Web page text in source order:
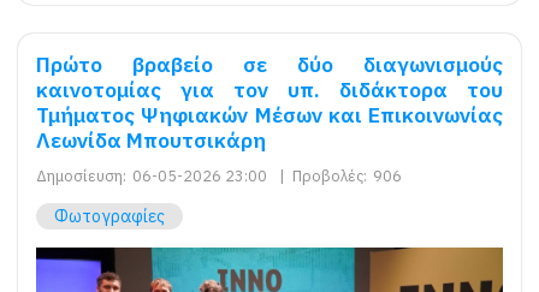
Πρώτο βραβείο σε δύο διαγωνισμούς
καινοτομίας για τον υπ. διδάκτορα του
Τμήματος Ψηφιακών Μέσων και Επικοινωνίας
Λεωνίδα Μπουτσικάρη
Δημοσίευση: 06-05-2026 23:00 | Προβολές: 906
Φωτογραφίες